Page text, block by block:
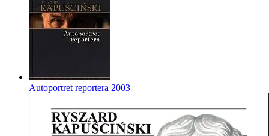
Autoportret reportera 2003